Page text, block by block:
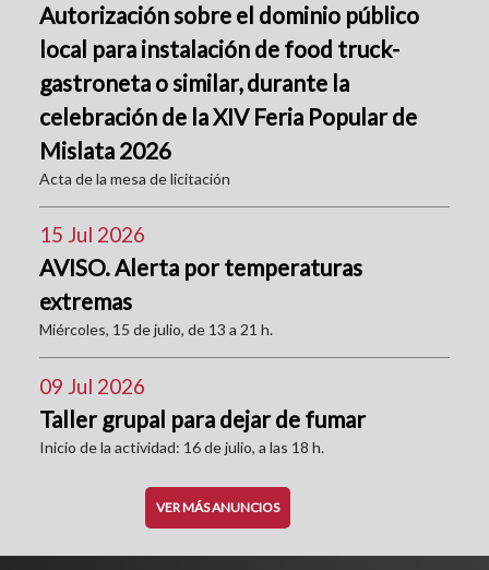
Autorización sobre el dominio público
local para instalación de food truck-
gastroneta o similar, durante la
celebración de la XIV Feria Popular de
Mislata 2026
Acta de la mesa de licitación
15 Jul 2026
AVISO. Alerta por temperaturas
extremas
Miércoles, 15 de julio, de 13 a 21 h.
09 Jul 2026
Taller grupal para dejar de fumar
Inicio de la actividad: 16 de julio, a las 18 h.
VER MÁS ANUNCIOS